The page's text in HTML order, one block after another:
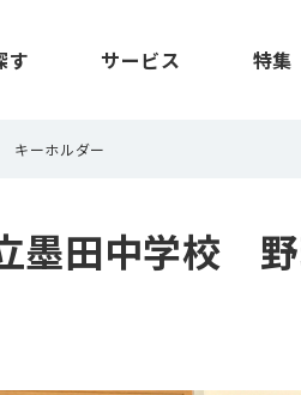
す サービス 特集
キーホルダー
墨田中学校